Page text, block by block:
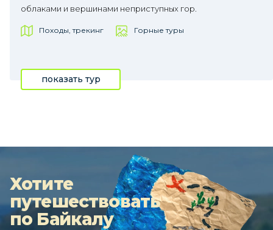
облаками и вершинами неприступных гор.
Походы, трекинг Горные туры
показать тур
Хотите
путешествовать
по Байкалу